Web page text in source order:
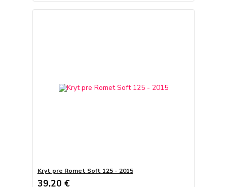
Kryt pre Romet Soft 125 - 2015
39,20 €